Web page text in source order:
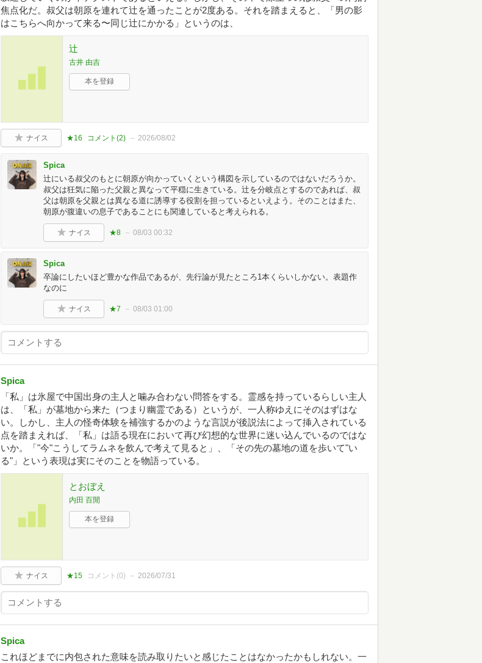
焦点化だ。叔父は朝原を連れて辻を通ったことが2度ある。それを踏まえると、「男の影
はこちらへ向かって来る〜同じ辻にかかる」というのは、
辻
古井 由吉
本を登録
ナイス ★16 コメント(2) 2026/08/02
Spica
辻にいる叔父のもとに朝原が向かっていくという構図を示しているのではないだろうか。
叔父は狂気に陥った父親と異なって平穏に生きている。辻を分岐点とするのであれば、叔
父は朝原を父親とは異なる道に誘導する役割を担っているといえよう。そのことはまた、
朝原が腹違いの息子であることにも関連していると考えられる。
ナイス ★8 08/03 00:32
Spica
卒論にしたいほど豊かな作品であるが、先行論が見たところ1本くらいしかない。表題作
なのに
ナイス ★7 08/03 01:00
Spica
「私」は氷屋で中国出身の主人と噛み合わない問答をする。霊感を持っているらしい主人
は、「私」が墓地から来た（つまり幽霊である）というが、一人称ゆえにそのはずはな
い。しかし、主人の怪奇体験を補強するかのような言説が後説法によって挿入されている
点を踏まえれば、「私」は語る現在において再び幻想的な世界に迷い込んでいるのではな
いか。「"今"こうしてラムネを飲んで考えて見ると」、「その先の墓地の道を歩いて"い
る"」という表現は実にそのことを物語っている。
とおぼえ
内田 百閒
本を登録
ナイス ★15 コメント(0) 2026/07/31
Spica
これほどまでに内包された意味を読み取りたいと感じたことはなかったかもしれない。一